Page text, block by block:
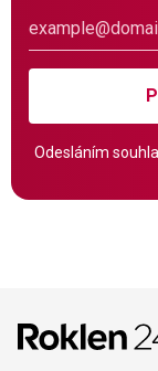
Odesláním